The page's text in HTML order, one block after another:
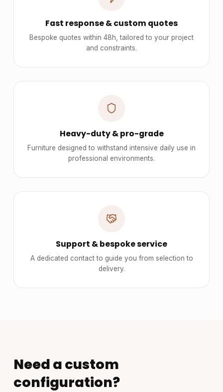
Fast response & custom quotes
Bespoke quotes within 48h, tailored to your project
and constraints.
Heavy-duty & pro-grade
Furniture designed to withstand intensive daily use in
professional environments.
Support & bespoke service
A dedicated contact to guide you from selection to
delivery.
Need a custom
configuration?